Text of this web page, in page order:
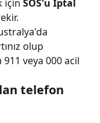
için SOS'u İptal
olup
911 veya 000 acil
telefon